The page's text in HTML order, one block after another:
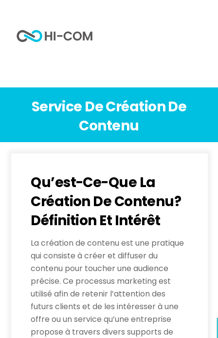
content
Service De Création De
Contenu
Qu’est-Ce-Que La
Création De Contenu?
Définition Et Intérêt
La création de contenu est une pratique
qui consiste à créer et diffuser du
contenu pour toucher une audience
précise. Ce processus marketing est
utilisé afin de retenir l’attention des
futurs clients et de les intéresser à une
offre ou un service qu’une entreprise
propose à travers divers supports de